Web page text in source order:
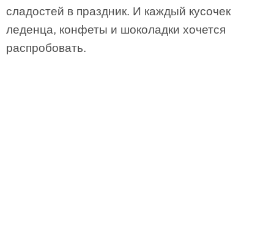
сладостей в праздник. И каждый кусочек
леденца, конфеты и шоколадки хочется
распробовать.